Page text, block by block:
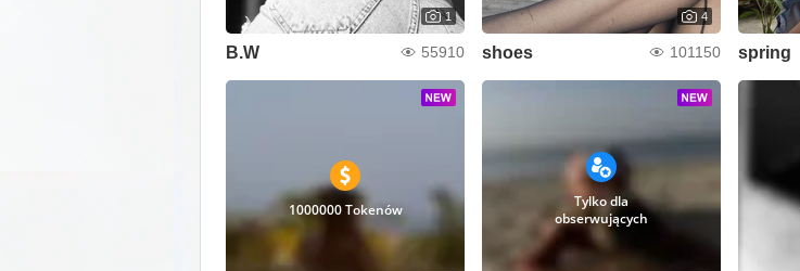
1
B.W 55910
4
shoes 101150 spring
1000000 Tokenów
Tylko dla
obserwujących